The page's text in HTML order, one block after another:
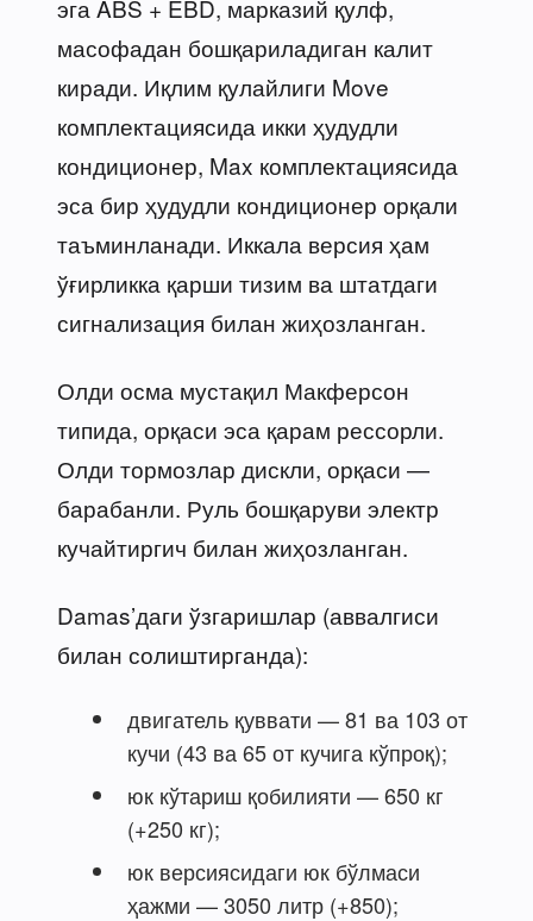
эга ABS + EBD, марказий қулф,
масофадан бошқариладиган калит
киради. Иқлим қулайлиги Move
комплектациясида икки ҳудудли
кондиционер, Max комплектациясида
эса бир ҳудудли кондиционер орқали
таъминланади. Иккала версия ҳам
ўғирликка қарши тизим ва штатдаги
сигнализация билан жиҳозланган.
Олди осма мустақил Макферсон
типида, орқаси эса қарам рессорли.
Олди тормозлар дискли, орқаси —
барабанли. Руль бошқаруви электр
кучайтиргич билан жиҳозланган.
Damas’даги ўзгаришлар (аввалгиси
билан солиштирганда):
двигатель қуввати — 81 ва 103 от
кучи (43 ва 65 от кучига кўпроқ);
юк кўтариш қобилияти — 650 кг
(+250 кг);
юк версиясидаги юк бўлмаси
ҳажми — 3050 литр (+850);